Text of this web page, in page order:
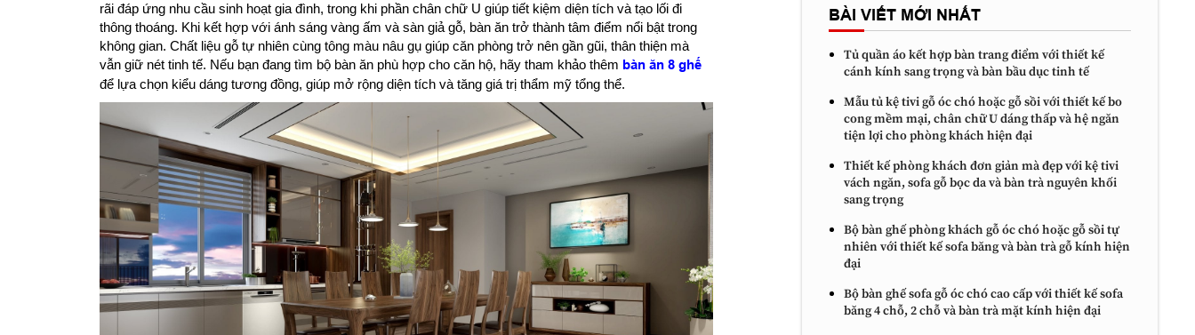
rãi đáp ứng nhu cầu sinh hoạt gia đình, trong khi phần chân chữ U giúp tiết kiệm diện tích và tạo lối đi
thông thoáng. Khi kết hợp với ánh sáng vàng ấm và sàn giả gỗ, bàn ăn trở thành tâm điểm nổi bật trong
không gian. Chất liệu gỗ tự nhiên cùng tông màu nâu gụ giúp căn phòng trở nên gần gũi, thân thiện mà
vẫn giữ nét tinh tế. Nếu bạn đang tìm bộ bàn ăn phù hợp cho căn hộ, hãy tham khảo thêm bàn ăn 8 ghế
để lựa chọn kiểu dáng tương đồng, giúp mở rộng diện tích và tăng giá trị thẩm mỹ tổng thể.
BÀI VIẾT MỚI NHẤT
Tủ quần áo kết hợp bàn trang điểm với thiết kế
cánh kính sang trọng và bàn bầu dục tinh tế
Mẫu tủ kệ tivi gỗ óc chó hoặc gỗ sồi với thiết kế bo
cong mềm mại, chân chữ U dáng thấp và hệ ngăn
tiện lợi cho phòng khách hiện đại
Thiết kế phòng khách đơn giản mà đẹp với kệ tivi
vách ngăn, sofa gỗ bọc da và bàn trà nguyên khối
sang trọng
Bộ bàn ghế phòng khách gỗ óc chó hoặc gỗ sồi tự
nhiên với thiết kế sofa băng và bàn trà gỗ kính hiện
đại
Bộ bàn ghế sofa gỗ óc chó cao cấp với thiết kế sofa
băng 4 chỗ, 2 chỗ và bàn trà mặt kính hiện đại